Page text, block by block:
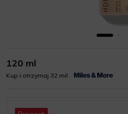
120 ml
Kup i otrzymaj 32 mil